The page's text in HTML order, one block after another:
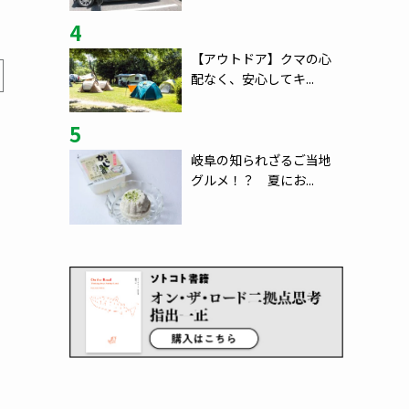
4
【アウトドア】クマの心
配なく、安心してキ...
5
岐阜の知られざるご当地
グルメ！？ 夏にお...